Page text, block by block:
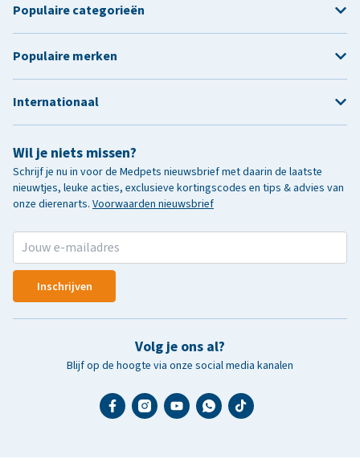
Wil je niets missen?
Schrijf je nu in voor de Medpets nieuwsbrief met daarin de laatste
nieuwtjes, leuke acties, exclusieve kortingscodes en tips & advies van
onze dierenarts. Voorwaarden nieuwsbrief
Inschrijven
Volg je ons al?
Blijf op de hoogte via onze social media kanalen
Populaire categorieën
Populaire merken
Internationaal